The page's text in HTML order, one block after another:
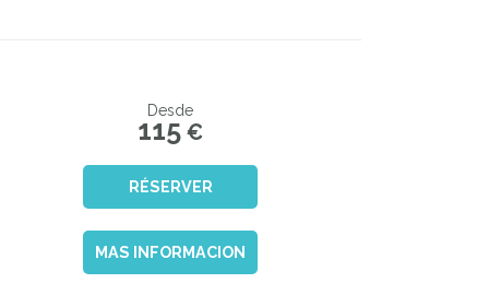
Desde
115 €
RÉSERVER
MAS INFORMACION